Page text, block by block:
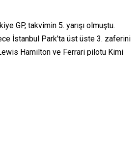
GP, takvimin 5. yarışı olmuştu.
İstanbul Park’ta üst üste 3. zaferini
Hamilton ve Ferrari pilotu Kimi